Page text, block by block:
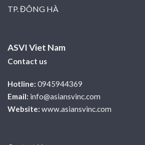
TP. ĐÔNG HÀ
ASVI Viet Nam
Contact us
Hotline: 0945944369
Email: info@asiansvinc.com
Website: www.asiansvinc.com